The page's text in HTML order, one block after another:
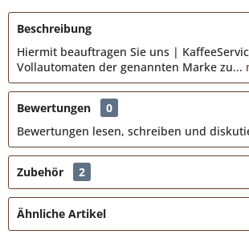
Beschreibung
Hiermit beauftragen Sie uns |
Vollautomaten der genannten Marke zu...
Bewertungen
0
Bewertungen lesen, schreiben und
Zubehör 2
Ähnliche Artikel